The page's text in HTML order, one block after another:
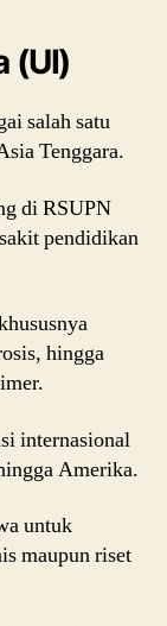
(UI)
salah satu
Tenggara.
di RSUPN
pendidikan
hingga
internasional
Amerika.
untuk
maupun riset